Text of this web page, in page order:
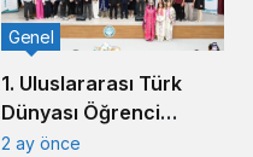
1. Uluslararası Türk
Dünyası Öğrenci
Sempozyumu
Genel
2 ay önce